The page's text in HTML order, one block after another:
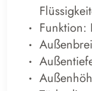
Funktion: